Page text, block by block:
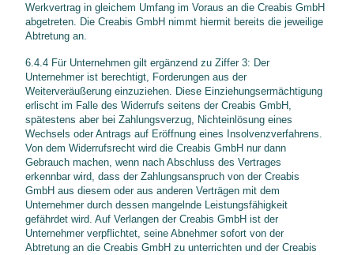
Werkvertrag in gleichem Umfang im Voraus an die Creabis GmbH
abgetreten. Die Creabis GmbH nimmt hiermit bereits die jeweilige
Abtretung an.
6.4.4 Für Unternehmen gilt ergänzend zu Ziffer 3: Der
Unternehmer ist berechtigt, Forderungen aus der
Weiterveräußerung einzuziehen. Diese Einziehungsermächtigung
erlischt im Falle des Widerrufs seitens der Creabis GmbH,
spätestens aber bei Zahlungsverzug, Nichteinlösung eines
Wechsels oder Antrags auf Eröffnung eines Insolvenzverfahrens.
Von dem Widerrufsrecht wird die Creabis GmbH nur dann
Gebrauch machen, wenn nach Abschluss des Vertrages
erkennbar wird, dass der Zahlungsanspruch von der Creabis
GmbH aus diesem oder aus anderen Verträgen mit dem
Unternehmer durch dessen mangelnde Leistungsfähigkeit
gefährdet wird. Auf Verlangen der Creabis GmbH ist der
Unternehmer verpflichtet, seine Abnehmer sofort von der
Abtretung an die Creabis GmbH zu unterrichten und der Creabis